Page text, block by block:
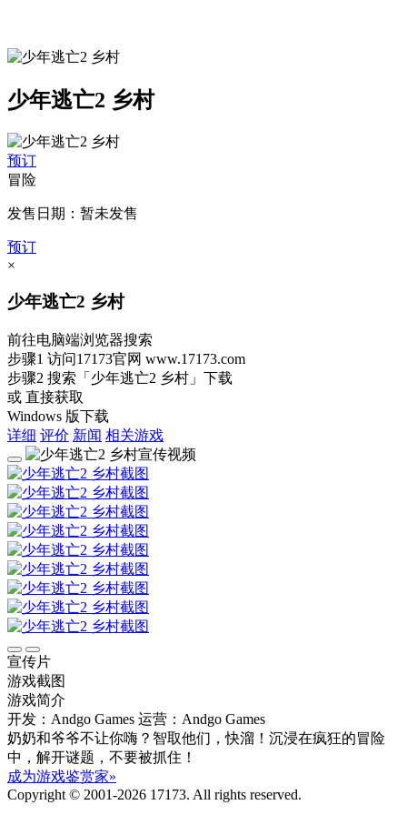
少年逃亡2 乡村
预订
冒险
发售日期：暂未发售
预订
×
少年逃亡2 乡村
前往电脑端浏览器搜索
步骤1 访问17173官网 www.17173.com
步骤2 搜索 「少年逃亡2 乡村」 下载
或 直接获取
Windows 版下载
详细 评价 新闻 相关游戏
宣传片
游戏截图
游戏简介
开发：Andgo Games 运营：Andgo Games
奶奶和爷爷不让你嗨？智取他们，快溜！沉浸在疯狂的冒险
中，解开谜题，不要被抓住！
成为游戏鉴赏家»
Copyright © 2001-2026 17173. All rights reserved.